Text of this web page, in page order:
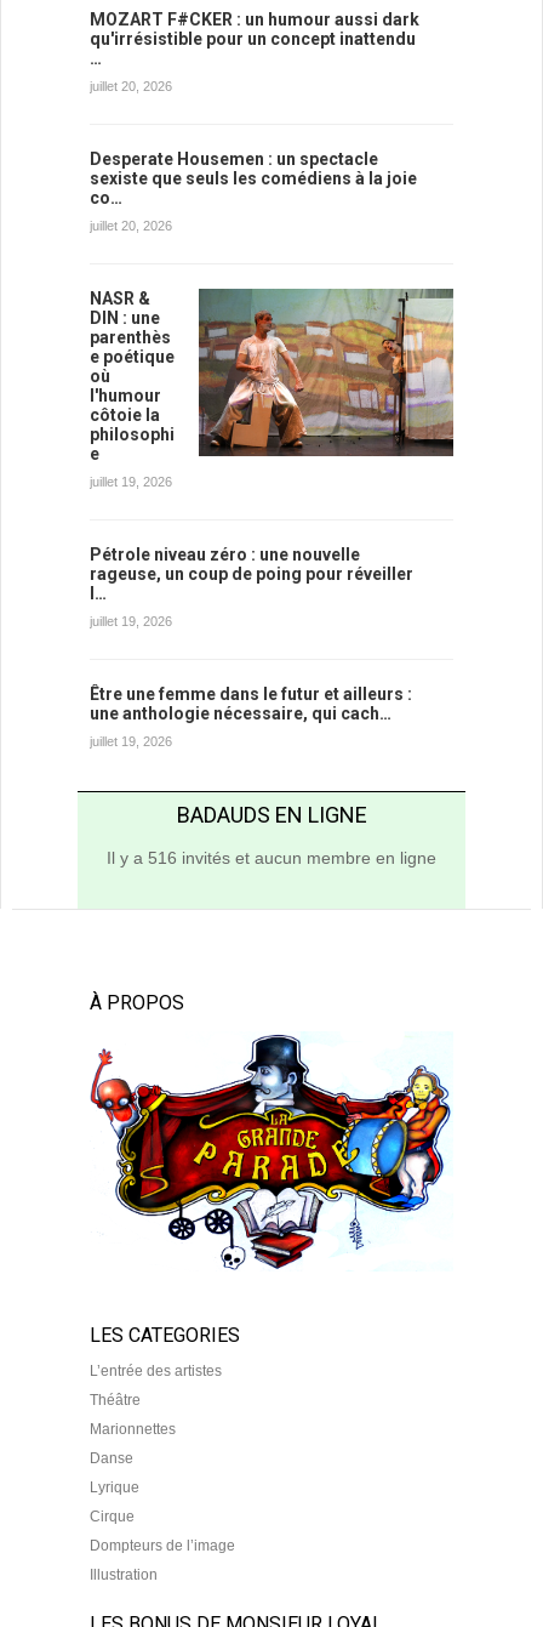
MOZART F#CKER : un humour aussi dark
qu'irrésistible pour un concept inattendu
…
juillet 20, 2026
Desperate Housemen : un spectacle
sexiste que seuls les comédiens à la joie
co…
juillet 20, 2026
NASR &
DIN : une
parenthès
e poétique
où
l'humour
côtoie la
philosophi
e
juillet 19, 2026
Pétrole niveau zéro : une nouvelle
rageuse, un coup de poing pour réveiller
l…
juillet 19, 2026
Être une femme dans le futur et ailleurs :
une anthologie nécessaire, qui cach…
juillet 19, 2026
BADAUDS EN LIGNE
Il y a 516 invités et aucun membre en ligne
À PROPOS
LES CATEGORIES
L’entrée des artistes
Théâtre
Marionnettes
Danse
Lyrique
Cirque
Dompteurs de l’image
Illustration